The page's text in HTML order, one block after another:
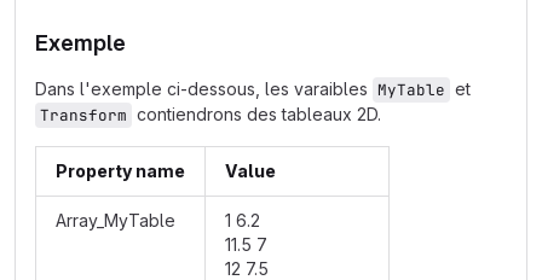
Exemple
Dans l'exemple ci-dessous, les varaibles MyTable et
Transform contiendrons des tableaux 2D.
Property name Value
Array_MyTable
1 6.2
11.5 7
12 7.5